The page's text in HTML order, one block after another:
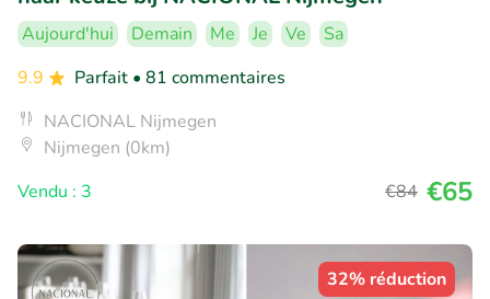
Aujourd'hui Demain Me Je Ve
Sa
9.9
Parfait • 81 commentaires
NACIONAL Nijmegen
Nijmegen (0km)
Vendu : 3
€84 €65
32% réduction